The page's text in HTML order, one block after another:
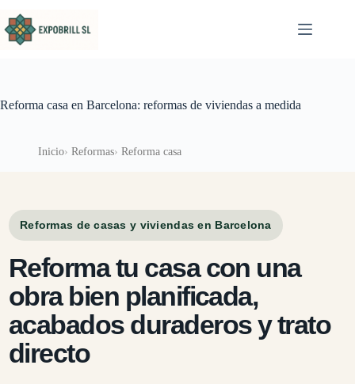
Reforma casa en Barcelona: reformas de viviendas a medida
Inicio Reformas Reforma casa
Reformas de casas y viviendas en Barcelona
Reforma tu casa con una
obra bien planificada,
acabados duraderos y trato
directo